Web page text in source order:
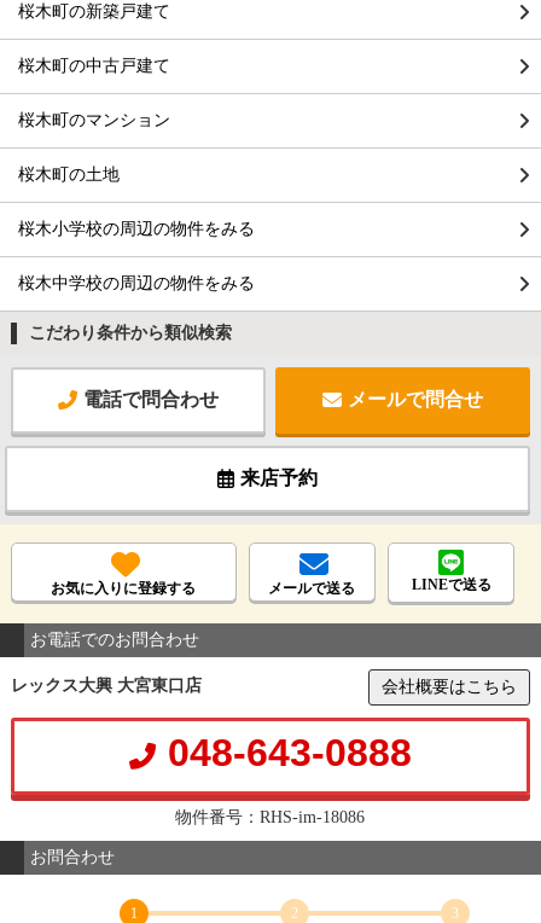
桜木町の新築戸建て
桜木町の中古戸建て
桜木町のマンション
桜木町の土地
桜木小学校の周辺の物件をみる
桜木中学校の周辺の物件をみる
こだわり条件から類似検索
電話で問合わせ メールで問合せ
来店予約
お気に入りに登録する メールで送る LINEで送る
お電話でのお問合わせ
レックス大興 大宮東口店 会社概要はこちら
048-643-0888
物件番号：RHS-im-18086
お問合わせ
1
2
3